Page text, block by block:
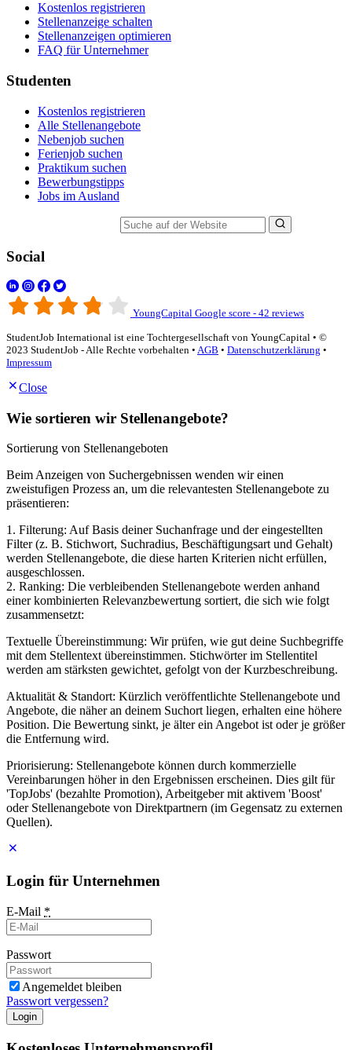
Kostenlos registrieren
Stellenanzeige schalten
Stellenanzeigen optimieren
FAQ für Unternehmer
Studenten
Kostenlos registrieren
Alle Stellenangebote
Nebenjob suchen
Ferienjob suchen
Praktikum suchen
Bewerbungstipps
Jobs im Ausland
Social
YoungCapital Google score - 42 reviews
StudentJob International ist eine Tochtergesellschaft von YoungCapital • ©
2023 StudentJob - Alle Rechte vorbehalten • AGB • Datenschutzerklärung •
Impressum
Close
Wie sortieren wir Stellenangebote?
Sortierung von Stellenangeboten
Beim Anzeigen von Suchergebnissen wenden wir einen
zweistufigen Prozess an, um die relevantesten Stellenangebote zu
präsentieren:
1. Filterung: Auf Basis deiner Suchanfrage und der eingestellten
Filter (z. B. Stichwort, Suchradius, Beschäftigungsart und Gehalt)
werden Stellenangebote, die diese harten Kriterien nicht erfüllen,
ausgeschlossen.
2. Ranking: Die verbleibenden Stellenangebote werden anhand
einer kombinierten Relevanzbewertung sortiert, die sich wie folgt
zusammensetzt:
Textuelle Übereinstimmung: Wir prüfen, wie gut deine Suchbegriffe
mit dem Stellentext übereinstimmen. Stichwörter im Stellentitel
werden am stärksten gewichtet, gefolgt von der Kurzbeschreibung.
Aktualität & Standort: Kürzlich veröffentlichte Stellenangebote und
Angebote, die näher an deinem Suchort liegen, erhalten eine höhere
Position. Die Bewertung sinkt, je älter ein Angebot ist oder je größer
die Entfernung wird.
Priorisierung: Stellenangebote können durch kommerzielle
Vereinbarungen höher in den Ergebnissen erscheinen. Dies gilt für
'TopJobs' (bezahlte Promotion), Arbeitgeber mit aktivem 'Boost'
oder Stellenangebote von Direktpartnern (im Gegensatz zu externen
Quellen).
Login für Unternehmen
E-Mail *
Passwort
Angemeldet bleiben
Passwort vergessen?
Login